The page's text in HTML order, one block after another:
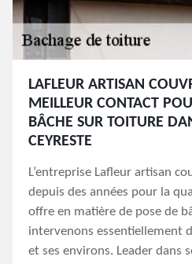
LAFLEUR ARTISAN
MEILLEUR CONTACT
BÂCHE SUR TOITURE
CEYRESTE
L’entreprise Lafleur artisan
depuis des années pour la
offre en matière de pose de
intervenons essentiellement
et ses environs. Leader dans